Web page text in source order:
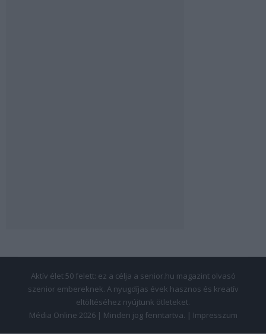
Aktív élet 50 felett: ez a célja a senior.hu magazint olvasó
szenior embereknek. A nyugdíjas évek hasznos és kreatív
eltöltéséhez nyújtunk ötleteket.
Média Online 2026 | Minden jog fenntartva. | Impresszum